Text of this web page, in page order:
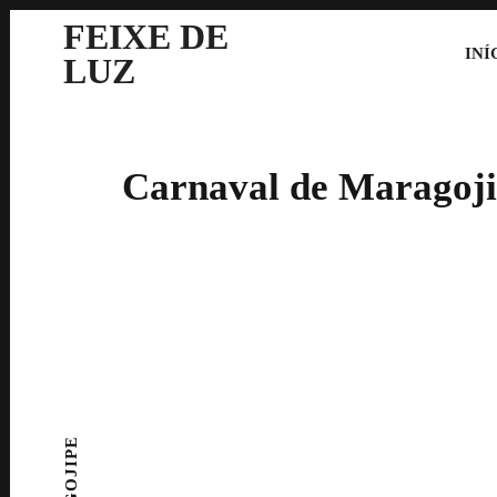
FEIXE DE
LUZ
Carnaval de